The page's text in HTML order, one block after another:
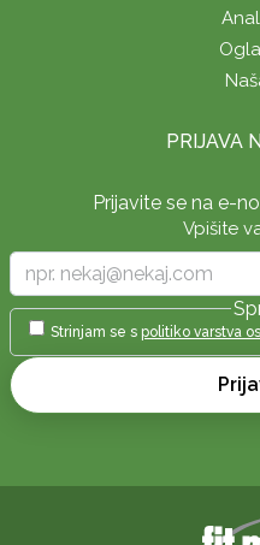
PRIJAVA
Prijavite se na e-
Vpišite
Strinjam se s politiko varstva